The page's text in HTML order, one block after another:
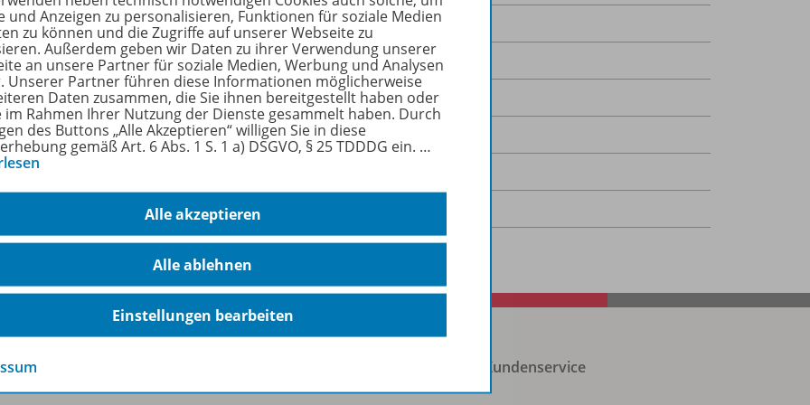
Mathematik
3. Schuljahr bis 4. Schuljahr
1
am
10.11.2014
Gruppe Kundenservice
und Anzeigen zu personalisieren, Funktionen für soziale Medien
zu können und die Zugriffe auf unserer Webseite zu
Außerdem geben wir Daten zu ihrer Verwendung unserer
an unsere Partner für soziale Medien, Werbung und Analysen
Unserer Partner führen diese Informationen möglicherweise
Daten zusammen, die Sie ihnen bereitgestellt haben oder
im Rahmen Ihrer Nutzung der Dienste gesammelt haben. Durch
des Buttons „Alle Akzeptieren“ willigen Sie in diese
gemäß Art. 6 Abs. 1 S. 1 a) DSGVO, § 25 TDDDG ein. …
Alle akzeptieren
Alle ablehnen
Einstellungen bearbeiten